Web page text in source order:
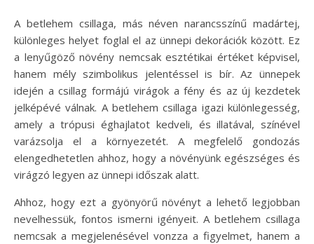
A betlehem csillaga, más néven narancsszínű madártej,
különleges helyet foglal el az ünnepi dekorációk között. Ez
a lenyűgöző növény nemcsak esztétikai értéket képvisel,
hanem mély szimbolikus jelentéssel is bír. Az ünnepek
idején a csillag formájú virágok a fény és az új kezdetek
jelképévé válnak. A betlehem csillaga igazi különlegesség,
amely a trópusi éghajlatot kedveli, és illatával, színével
varázsolja el a környezetét. A megfelelő gondozás
elengedhetetlen ahhoz, hogy a növényünk egészséges és
virágzó legyen az ünnepi időszak alatt.
Ahhoz, hogy ezt a gyönyörű növényt a lehető legjobban
nevelhessük, fontos ismerni igényeit. A betlehem csillaga
nemcsak a megjelenésével vonzza a figyelmet, hanem a